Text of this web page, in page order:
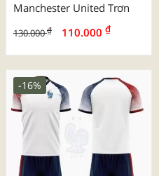
Manchester United Trơn
130.000₫ 110.000 ₫
-16%